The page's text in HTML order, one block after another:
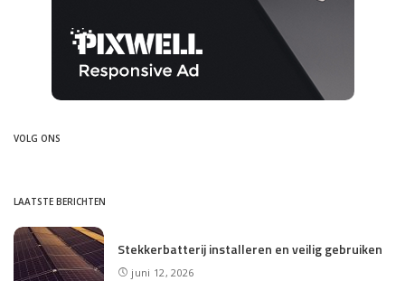
VOLG ONS
LAATSTE BERICHTEN
Stekkerbatterij installeren en veilig gebruiken
juni 12, 2026